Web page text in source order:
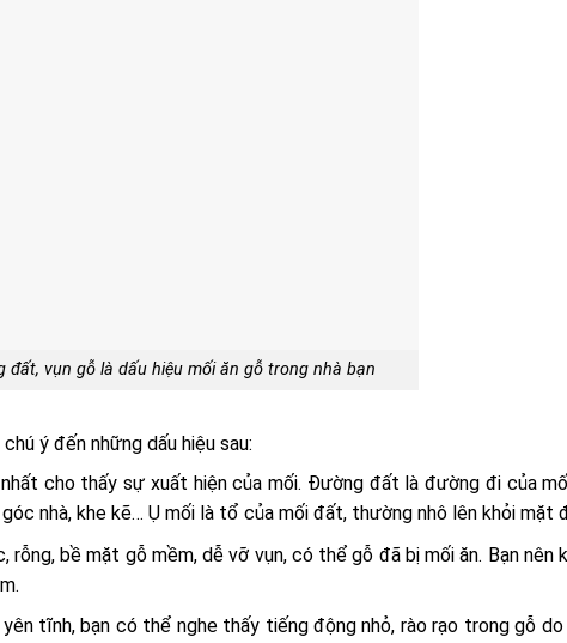
vụn gỗ là dấu hiệu mối ăn gỗ trong nhà bạn
ý đến những dấu hiệu sau:
cho thấy sự xuất hiện của mối. Đường đất là đường đi của
nhà, khe kẽ… Ụ mối là tổ của mối đất, thường nhô lên khỏi mặt
rỗng, bề mặt gỗ mềm, dễ vỡ vụn, có thể gỗ đã bị mối ăn. Bạn nên
yên tĩnh, bạn có thể nghe thấy tiếng động nhỏ, rào rạo trong gỗ do